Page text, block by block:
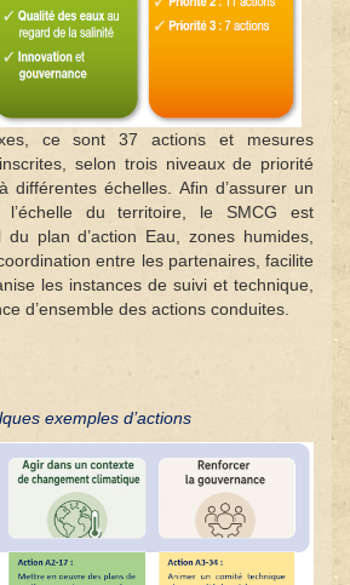
ce sont 37 actions et mesures
selon trois niveaux de priorité
différentes échelles. Afin d’assurer un
échelle du territoire, le SMCG est
du plan d’action Eau, zones humides,
entre les partenaires, facilite
les instances de suivi et technique,
d’ensemble des actions conduites.
exemples d’actions